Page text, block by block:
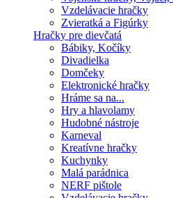
Vzdelávacie hračky
Zvieratká a Figúrky
Hračky pre dievčatá
Bábiky, Kočíky
Divadielka
Domčeky
Elektronické hračky
Hráme sa na...
Hry a hlavolamy
Hudobné nástroje
Karneval
Kreatívne hračky
Kuchynky
Malá parádnica
NERF pištole